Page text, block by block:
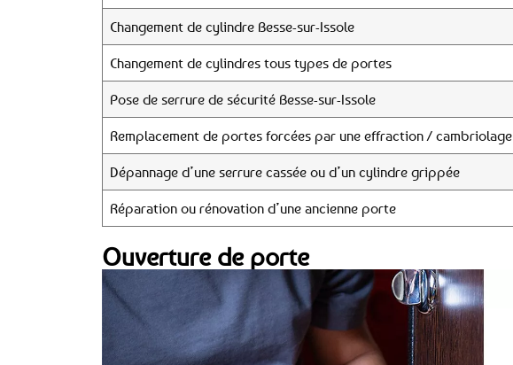
Changement de cylindre Besse-sur-Issole
Changement de cylindres tous types de portes
Pose de serrure de sécurité Besse-sur-Issole
Remplacement de portes forcées par une effraction / cambriolage
Dépannage d’une serrure cassée ou d’un cylindre grippée
Réparation ou rénovation d’une ancienne porte
Ouverture de porte